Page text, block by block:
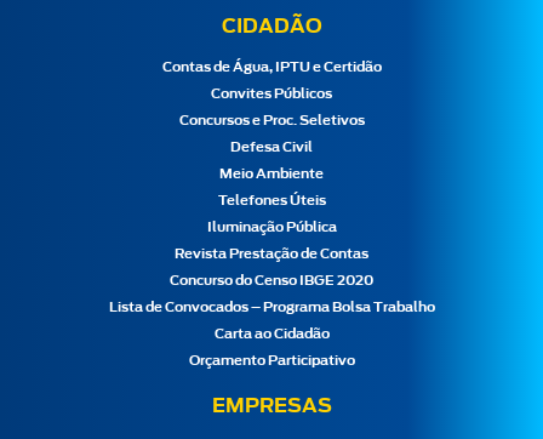
CIDADÃO
Contas de Água, IPTU e Certidão
Convites Públicos
Concursos e Proc. Seletivos
Defesa Civil
Meio Ambiente
Telefones Úteis
Iluminação Pública
Revista Prestação de Contas
Concurso do Censo IBGE 2020
Lista de Convocados – Programa Bolsa Trabalho
Carta ao Cidadão
Orçamento Participativo
EMPRESAS